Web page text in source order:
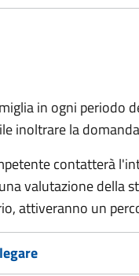
in ogni periodo
inoltrare la
contatterà
valutazione della
attiveranno un